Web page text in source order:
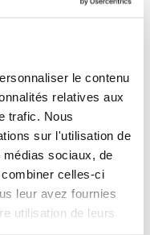
le contenu
relatives aux
trafic. Nous
sur l'utilisation de
sociaux, de
celles-ci
leur avez fournies
utilisation de leurs
mesurable. Pour
argument concret.
une manière de
les équipes
le parcours plus